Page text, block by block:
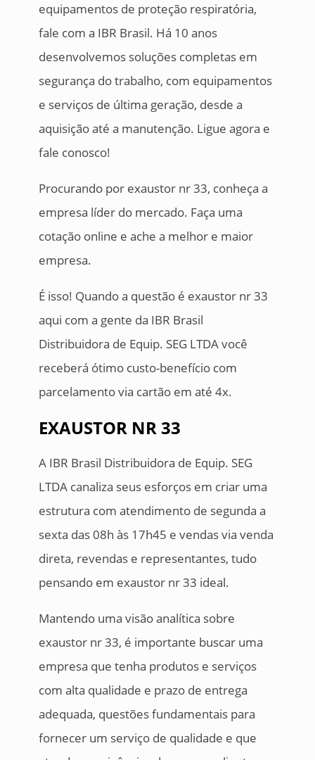
equipamentos de proteção respiratória,
fale com a IBR Brasil. Há 10 anos
desenvolvemos soluções completas em
segurança do trabalho, com equipamentos
e serviços de última geração, desde a
aquisição até a manutenção. Ligue agora e
fale conosco!
Procurando por exaustor nr 33, conheça a
empresa líder do mercado. Faça uma
cotação online e ache a melhor e maior
empresa.
É isso! Quando a questão é exaustor nr 33
aqui com a gente da IBR Brasil
Distribuidora de Equip. SEG LTDA você
receberá ótimo custo-benefício com
parcelamento via cartão em até 4x.
EXAUSTOR NR 33
A IBR Brasil Distribuidora de Equip. SEG
LTDA canaliza seus esforços em criar uma
estrutura com atendimento de segunda a
sexta das 08h às 17h45 e vendas via venda
direta, revendas e representantes, tudo
pensando em exaustor nr 33 ideal.
Mantendo uma visão analítica sobre
exaustor nr 33, é importante buscar uma
empresa que tenha produtos e serviços
com alta qualidade e prazo de entrega
adequada, questões fundamentais para
fornecer um serviço de qualidade e que